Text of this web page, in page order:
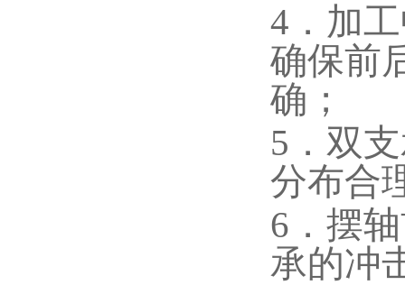
4．加
确保前
确；
5．双
分布合
6．摆
承的冲